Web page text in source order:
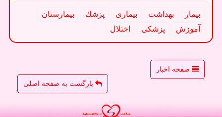
بیمار بهداشت بیماری پزشك
بیمارستان
آموزش
پزشكی اختلال
صفحه اخبار
بازگشت به صفحه اصلی